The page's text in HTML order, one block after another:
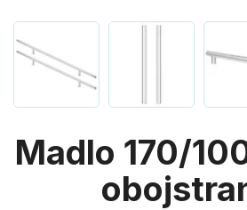
Madlo 170/